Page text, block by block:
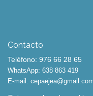
Contacto
Teléfono: 976 66 28 65
WhatsApp: 638 863 419
E-mail: cepaejea@gmail.com